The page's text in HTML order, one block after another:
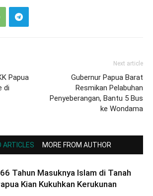
Papua
di
Next article
Gubernur Papua Barat
Resmikan Pelabuhan
Penyeberangan, Bantu 5 Bus
ke Wondama
ARTICLES MORE FROM AUTHOR
Tahun Masuknya Islam di Tanah
Kian Kukuhkan Kerukunan